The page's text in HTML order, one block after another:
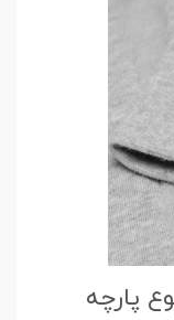
پارچه